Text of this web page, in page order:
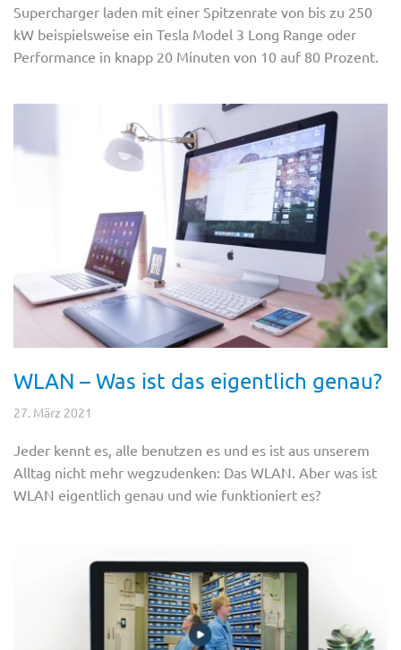
Supercharger laden mit einer Spitzenrate von bis zu 250
kW beispielsweise ein Tesla Model 3 Long Range oder
Performance in knapp 20 Minuten von 10 auf 80 Prozent.
WLAN – Was ist das eigentlich genau?
27. März 2021
Jeder kennt es, alle benutzen es und es ist aus unserem
Alltag nicht mehr wegzudenken: Das WLAN. Aber was ist
WLAN eigentlich genau und wie funktioniert es?